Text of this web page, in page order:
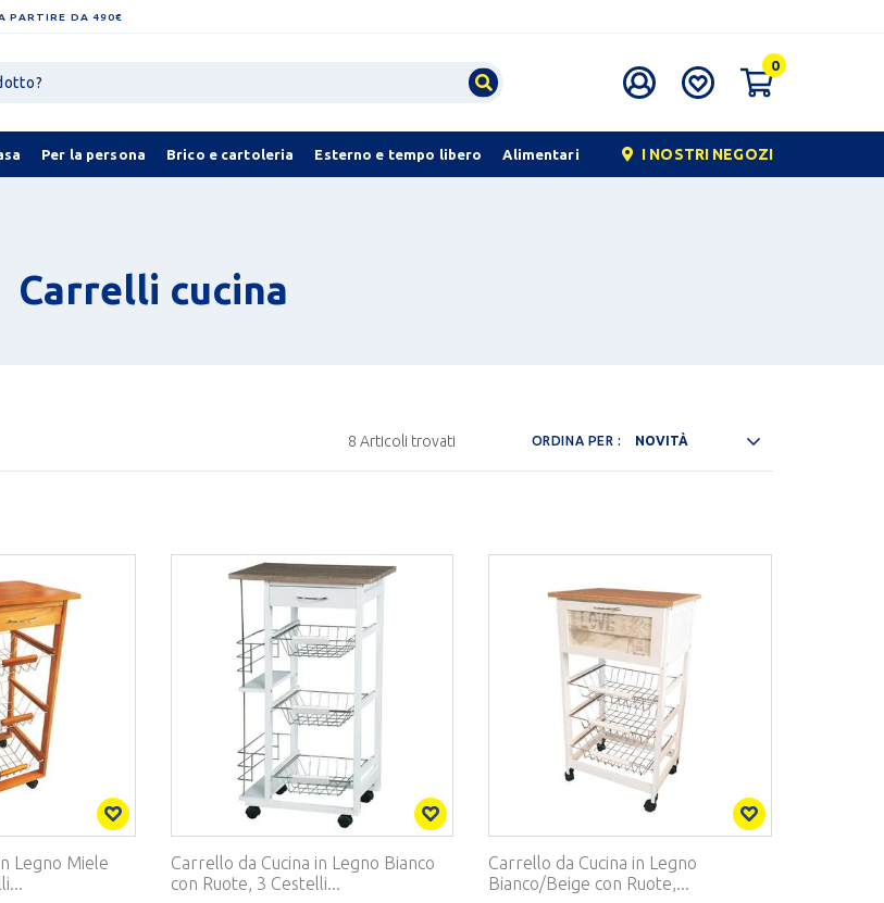
PARTIRE DA 490€
0
Per la persona Brico e cartoleria Esterno e tempo libero Alimentari I NOSTRI NEGOZI
Carrelli cucina
8 Articoli trovati ORDINA PER :
Legno Miele
Carrello da Cucina in Legno Bianco
con Ruote, 3 Cestelli...
Carrello da Cucina in Legno
Bianco/Beige con Ruote,...